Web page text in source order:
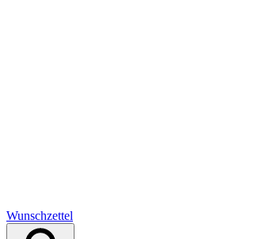
Wunschzettel